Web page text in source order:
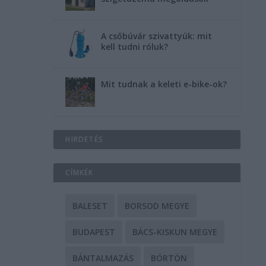
A csőbúvár szivattyúk: mit
kell tudni róluk?
Mit tudnak a keleti e-bike-ok?
HIRDETÉS
CÍMKÉK
BALESET BORSOD MEGYE
BUDAPEST BÁCS-KISKUN MEGYE
BÁNTALMAZÁS BÖRTÖN